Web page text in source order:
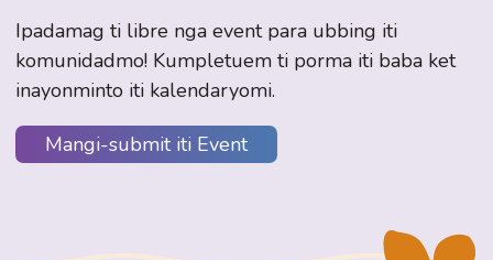
Ipadamag ti libre nga event para ubbing iti
komunidadmo! Kumpletuem ti porma iti baba ket
inayonminto iti kalendaryomi.
Mangi-submit iti Event